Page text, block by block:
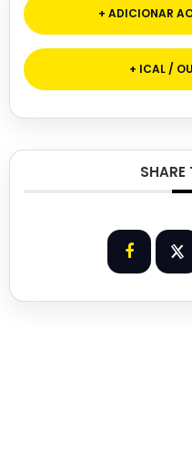
+ ADICIONAR
+ ICAL /
SHARE